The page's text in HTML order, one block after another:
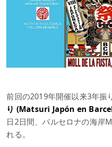
前回の2019年開催以来3年振
り (Matsuri Japón en
日2日間、バルセロナの海岸
れる。